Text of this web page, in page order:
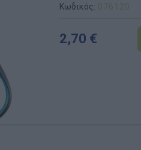
Αναμνηστικά Νηπιαγωγείων
Κωδικός: 076120
2,70 €